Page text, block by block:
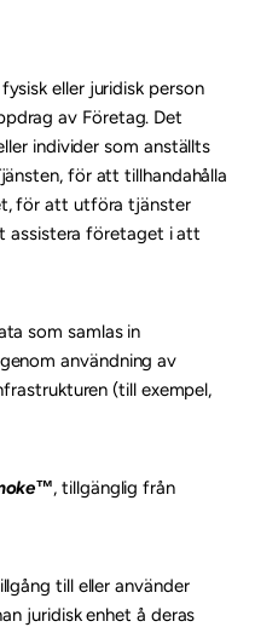
eller juridisk person
av Företag. Det
individer som anställts
för att tillhandahålla
för att utföra tjänster
assistera företaget i att
som samlas in
användning av
(till exempel,
, tillgänglig från
till eller använder
juridisk enhet å deras